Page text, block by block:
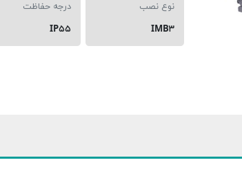
نوع نصب
IMB۳
درجه حفاظت
IP۵۵